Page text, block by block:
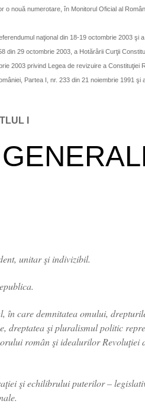
nouă numerotare, în Monitorul Oficial al
naţional din 18-19 octombrie 2003 şi
din 29 octombrie 2003, a Hotărârii Curţii
2003 privind Legea de revizuire a Constituţiei
Partea I, nr. 233 din 21 noiembrie 1991 şi
I
unitar şi indivizibil.
în care demnitatea omului,
dreptatea şi pluralismul politic
român şi idealurilor Revoluţiei
şi echilibrului puterilor –